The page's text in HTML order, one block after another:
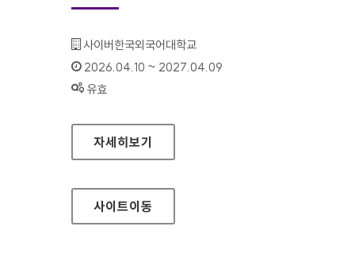
기관명 :
사이버한국외국어대학교
인증기간 :
2026.04.10 ~ 2027.04.09
상태 :
유효
사이버한국외국어대학교
자세히보기
사이트이동